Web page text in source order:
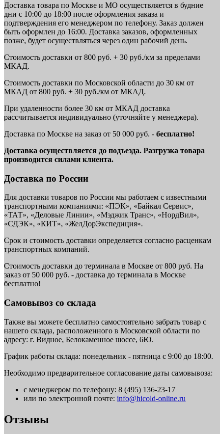
Доставка товара по Москве и МО осуществляется в будние
дни с 10:00 до 18:00 после оформления заказа и
подтверждения его менеджером по телефону. Заказ должен
быть оформлен до 16:00. Доставка заказов, оформленных
позже, будет осуществляться через один рабочий день.
Стоимость доставки от 800 руб. + 30 руб./км за пределами
МКАД.
Стоимость доставки по Московской области до 30 км от
МКАД от 800 руб. + 30 руб./км от МКАД.
При удаленности более 30 км от МКАД доставка
рассчитывается индивидуально (уточняйте у менеджера).
Доставка по Москве на заказ от 50 000 руб. - бесплатно!
Доставка осуществляется до подъезда. Разгрузка товара
производится силами клиента.
Доставка по России
Для доставки товаров по России мы работаем с известными
транспортными компаниями: «ПЭК», «Байкал Сервис»,
«ТАТ», «Деловые Линии», «Мэджик Транс», «НордВил»,
«СДЭК», «КИТ», «ЖелДорЭкспедиция».
Срок и стоимость доставки определяется согласно расценкам
транспортных компаний.
Стоимость доставки до терминала в Москве от 800 руб. На
заказ от 50 000 руб. - доставка до терминала в Москве
бесплатно!
Самовывоз со склада
Также вы можете бесплатно самостоятельно забрать товар с
нашего склада, расположенного в Московской области по
адресу: г. Видное, Белокаменное шоссе, 6Ю.
График работы склада: понедельник - пятница с 9:00 до 18:00.
Необходимо предварительное согласование даты самовывоза:
с менеджером по телефону: 8 (495) 136-23-17
или по электронной почте: info@hicold-online.ru
Отзывы